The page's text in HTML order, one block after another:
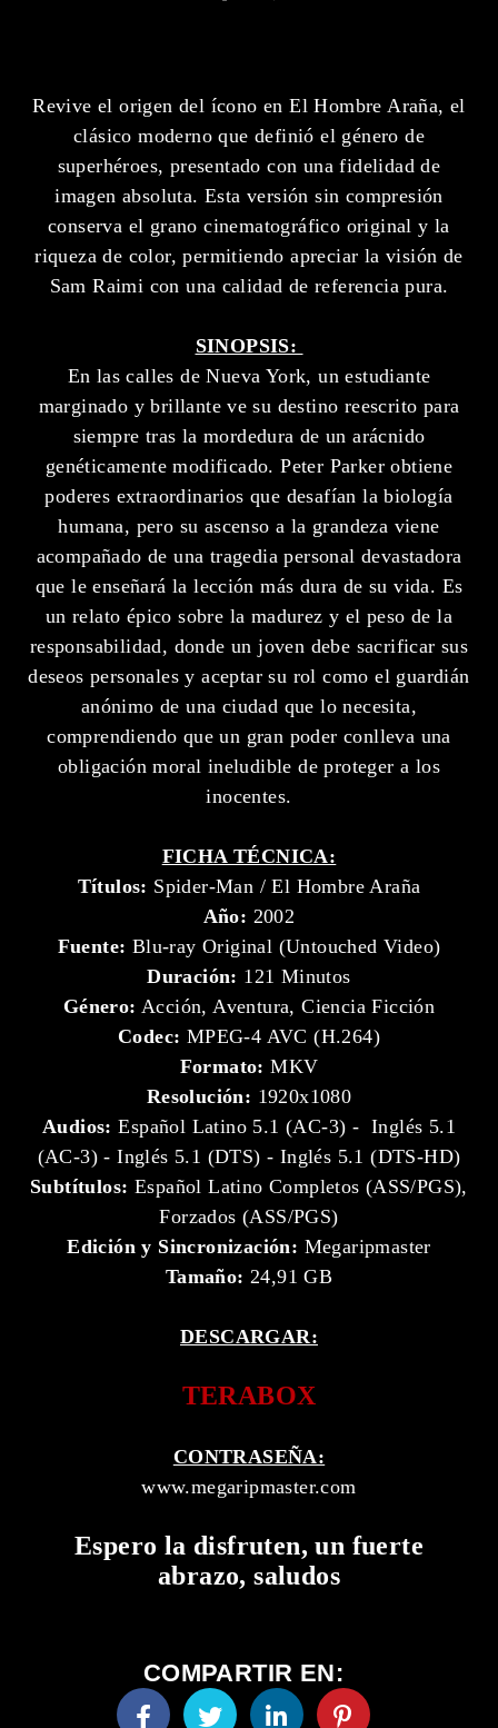
Revive el origen del ícono en El Hombre Araña, el
clásico moderno que definió el género de
superhéroes, presentado con una fidelidad de
imagen absoluta. Esta versión sin compresión
conserva el grano cinematográfico original y la
riqueza de color, permitiendo apreciar la visión de
Sam Raimi con una calidad de referencia pura.
SINOPSIS:
En las calles de Nueva York, un estudiante
marginado y brillante ve su destino reescrito para
siempre tras la mordedura de un arácnido
genéticamente modificado. Peter Parker obtiene
poderes extraordinarios que desafían la biología
humana, pero su ascenso a la grandeza viene
acompañado de una tragedia personal devastadora
que le enseñará la lección más dura de su vida. Es
un relato épico sobre la madurez y el peso de la
responsabilidad, donde un joven debe sacrificar sus
deseos personales y aceptar su rol como el guardián
anónimo de una ciudad que lo necesita,
comprendiendo que un gran poder conlleva una
obligación moral ineludible de proteger a los
inocentes.
FICHA TÉCNICA:
Títulos: Spider-Man / El Hombre Araña
Año: 2002
Fuente: Blu-ray Original (Untouched Video)
Duración: 121 Minutos
Género: Acción, Aventura, Ciencia Ficción
Codec: MPEG-4 AVC (H.264)
Formato:MKV
Resolución: 1920x1080
Audios: Español Latino 5.1 (AC-3) - Inglés 5.1
(AC-3) - Inglés 5.1 (DTS) - Inglés 5.1 (DTS-HD)
Subtítulos: Español Latino Completos (ASS/PGS),
Forzados (ASS/PGS)
Edición y Sincronización: Megaripmaster
Tamaño: 24,91 GB
DESCARGAR:
TERABOX
CONTRASEÑA:
www.megaripmaster.com
Espero la disfruten, un fuerte
abrazo, saludos
COMPARTIR EN: